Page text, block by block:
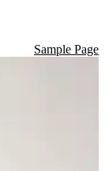
Sample Page